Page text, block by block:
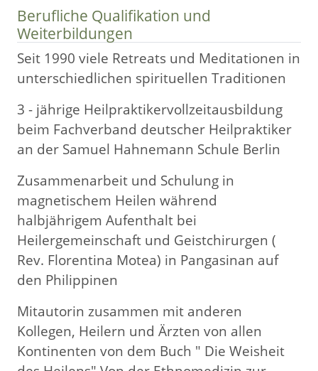
Berufliche Qualifikation und
Weiterbildungen
Seit 1990 viele Retreats und Meditationen in
unterschiedlichen spirituellen Traditionen
3 - jährige Heilpraktikervollzeitausbildung
beim Fachverband deutscher Heilpraktiker
an der Samuel Hahnemann Schule Berlin
Zusammenarbeit und Schulung in
magnetischem Heilen während
halbjährigem Aufenthalt bei
Heilergemeinschaft und Geistchirurgen (
Rev. Florentina Motea) in Pangasinan auf
den Philippinen
Mitautorin zusammen mit anderen
Kollegen, Heilern und Ärzten von allen
Kontinenten von dem Buch " Die Weisheit